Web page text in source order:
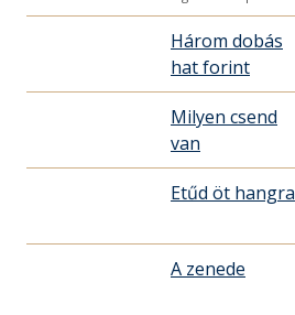
Három dobás
hat forint
Milyen csend
van
Etűd öt hangra
A zenede